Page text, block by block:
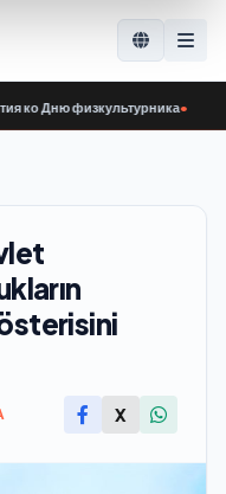
физкультурника•
X